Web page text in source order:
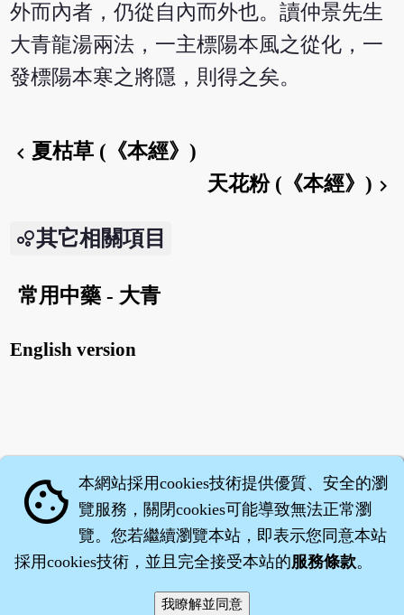
外而內者，仍從自內而外也。讀仲景先生
大青龍湯兩法，一主標陽本風之從化，一
發標陽本寒之將隱，則得之矣。
chevron_left夏枯草 (《本經》)
天花粉 (《本經》) chevron_right
其它相關項目
常用中藥 - 大青
English version
‧沈藥子©2008～2026
cookie 本網站採用cookies技術提供優質、安全的瀏
覽服務，關閉cookies可能導致無法正常瀏
覽。您若繼續瀏覽本站，即表示您同意本站
採用cookies技術，並且完全接受本站的服務條款。